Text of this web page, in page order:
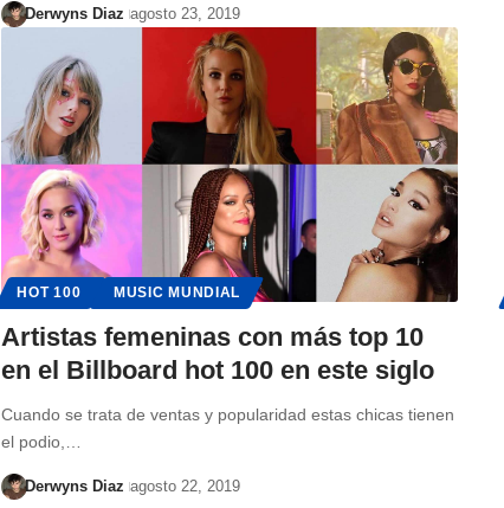
Derwyns Diaz agosto 23, 2019
HOT 100 MUSIC MUNDIAL
Artistas femeninas con más top 10
en el Billboard hot 100 en este siglo
Cuando se trata de ventas y popularidad estas chicas tienen
el podio,…
Derwyns Diaz agosto 22, 2019